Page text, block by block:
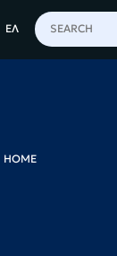
ΕΛ
HOME